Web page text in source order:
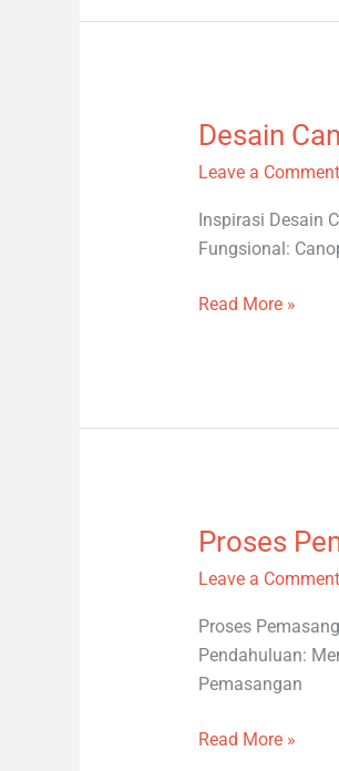
Desain
Leave a Comment
Inspirasi Desain
Fungsional:
Desain
Read More »
Proses
Leave a Comment
Proses
Pendahuluan:
Pemasangan
Proses
Kain
Read More »